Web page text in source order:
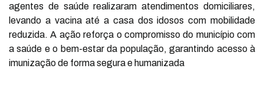
agentes de saúde realizaram atendimentos domiciliares,
levando a vacina até a casa dos idosos com mobilidade
reduzida. A ação reforça o compromisso do município com
a saúde e o bem-estar da população, garantindo acesso à
imunização de forma segura e humanizada